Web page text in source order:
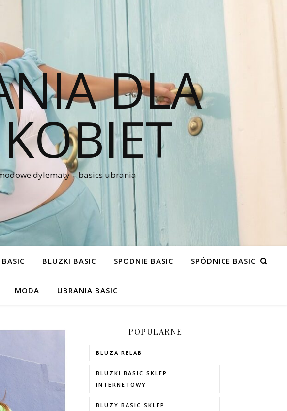
DLA
dylematy – basics ubrania
BLUZKI BASIC SPODNIE BASIC SPÓDNICE BASIC
MODA UBRANIA BASIC
POPULARNE
BLUZA RELAB
BLUZKI BASIC SKLEP
INTERNETOWY
BLUZY BASIC SKLEP